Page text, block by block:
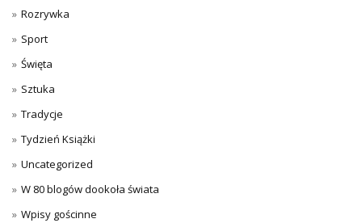
Rozrywka
Sport
Święta
Sztuka
Tradycje
Tydzień Książki
Uncategorized
W 80 blogów dookoła świata
Wpisy gościnne